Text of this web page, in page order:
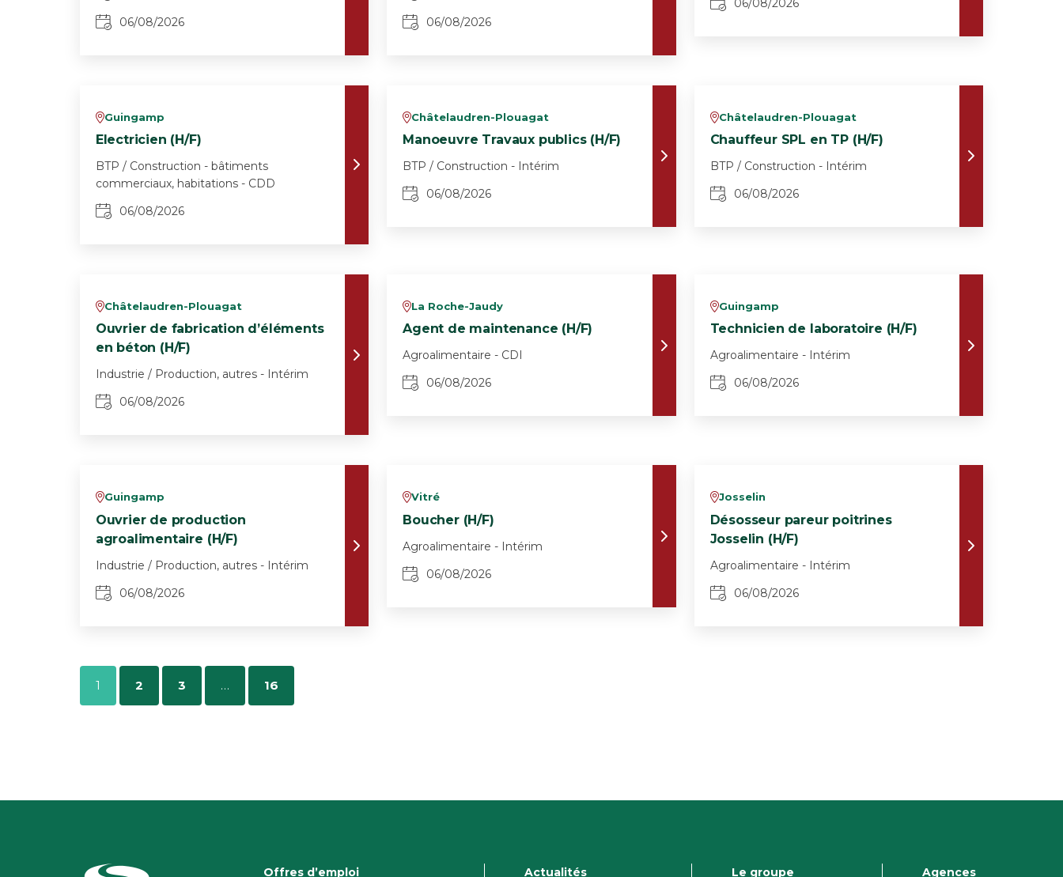
06/08/2026
06/08/2026
vGuingamp
Electricien (H/F)
BTP / Construction - bâtiments
commerciaux, habitations - CDD
06/08/2026
vChâtelaudren-Plouagat
Manoeuvre Travaux publics (H/F)
BTP / Construction - Intérim
06/08/2026
vChâtelaudren-Plouagat
Chauffeur SPL en TP (H/F)
BTP / Construction - Intérim
06/08/2026
vChâtelaudren-Plouagat
Ouvrier de fabrication d’éléments
en béton (H/F)
Industrie / Production, autres - Intérim
06/08/2026
vLa Roche-Jaudy
Agent de maintenance (H/F)
Agroalimentaire - CDI
06/08/2026
vGuingamp
Technicien de laboratoire (H/F)
Agroalimentaire - Intérim
06/08/2026
vGuingamp
Ouvrier de production
agroalimentaire (H/F)
Industrie / Production, autres - Intérim
06/08/2026
vVitré
Boucher (H/F)
Agroalimentaire - Intérim
06/08/2026
vJosselin
Désosseur pareur poitrines
Josselin (H/F)
Agroalimentaire - Intérim
06/08/2026
1 2 3 … 16
Offres d’emploi Actualités Le groupe Agences